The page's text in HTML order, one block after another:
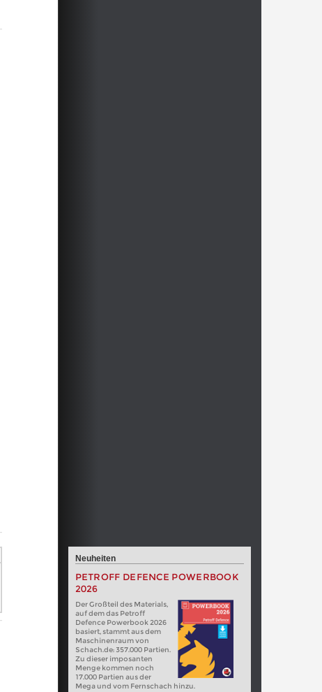
Neuheiten
PETROFF DEFENCE POWERBOOK
2026
Der Großteil des Materials,
auf dem das Petroff
Defence Powerbook 2026
basiert, stammt aus dem
Maschinenraum von
Schach.de: 357.000 Partien.
Zu dieser imposanten
Menge kommen noch
17.000 Partien aus der
Mega und vom Fernschach hinzu.